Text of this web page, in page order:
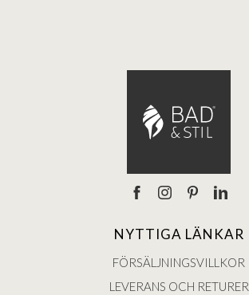
NYTTIGA LÄNKAR
FÖRSÄLJNINGSVILLKOR
LEVERANS OCH RETURER